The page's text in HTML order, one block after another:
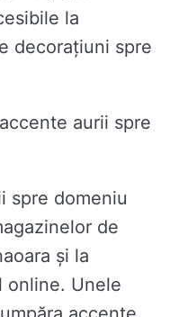
la
decorațiuni spre
aurii spre
spre domeniu
de
și la
online. Unele